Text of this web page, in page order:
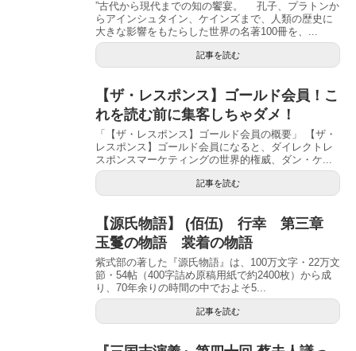
”古代から現代までの知の饗宴。 孔子、プラトンか
らアインシュタイン、ケインズまで、人類の歴史に
大きな影響をもたらした世界の名著100冊を、...
記事を読む
【ザ・レスポンス】ゴールド会員！こ
れを読む前に集客しちゃダメ！
「【ザ・レスポンス】ゴールド会員の概要」 【ザ・
レスポンス】ゴールド会員になると、ダイレクトレ
スポンスマーケティングの世界的権威、ダン・ケ...
記事を読む
【源氏物語】 (佰伍) 行幸 第三章
玉鬘の物語 裳着の物語
紫式部の著した『源氏物語』は、100万文字・22万文
節・54帖（400字詰め原稿用紙で約2400枚）から成
り、70年余りの時間の中でおよそ5...
記事を読む